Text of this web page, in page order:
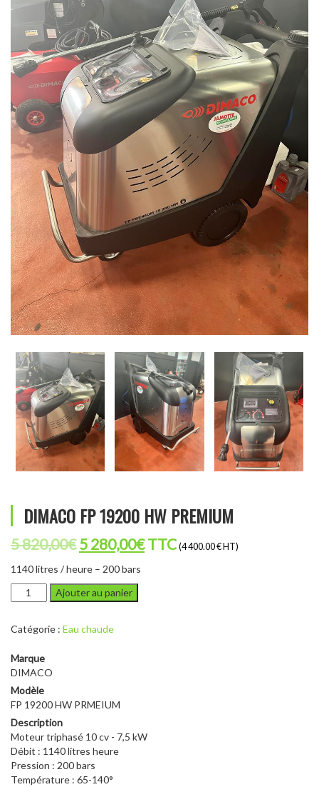
DIMACO FP 19200 HW PREMIUM
5 820,00€ Le
prix
initial
était :
5
5 280,00€Le
TTC (4 400.00 € HT)
1140 litres / heure – 200 bars
quantité
de
FP
HW
PREMIUM
Ajouter au panier
Catégorie : Eau chaude
Marque
DIMACO
Modèle
FP 19200 HW PRMEIUM
Description
Moteur triphasé 10 cv - 7,5 kW
Débit : 1140 litres heure
Pression : 200 bars
Température : 65-140°